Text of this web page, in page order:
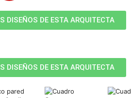
DISEÑOS DE ESTA ARQUITECTA
DISEÑOS DE ESTA ARQUITECTA